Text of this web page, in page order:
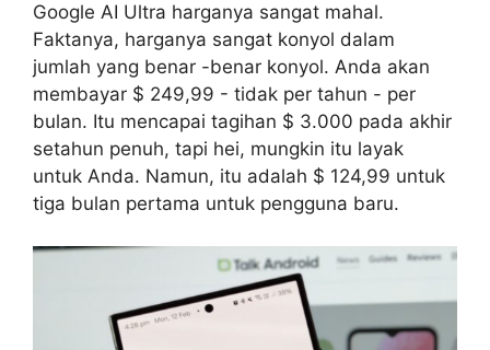
Google AI Ultra harganya sangat mahal.
Faktanya, harganya sangat konyol dalam
jumlah yang benar -benar konyol. Anda akan
membayar $ 249,99 - tidak per tahun - per
bulan. Itu mencapai tagihan $ 3.000 pada akhir
setahun penuh, tapi hei, mungkin itu layak
untuk Anda. Namun, itu adalah $ 124,99 untuk
tiga bulan pertama untuk pengguna baru.